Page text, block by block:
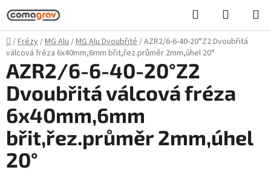
Přejít
na
obsah
Hledat
KOŠÍK
Domů
/Frézy/MG Alu/MG Alu Dvoubřité/AZR2/6-6-40-20°Z2 Dvoubřitá
válcová fréza 6x40mm,6mm břit,řez.průměr 2mm,úhel 20°
AZR2/6-6-40-20°Z2
Dvoubřitá válcová fréza
6x40mm,6mm
břit,řez.průměr 2mm,úhel
20°